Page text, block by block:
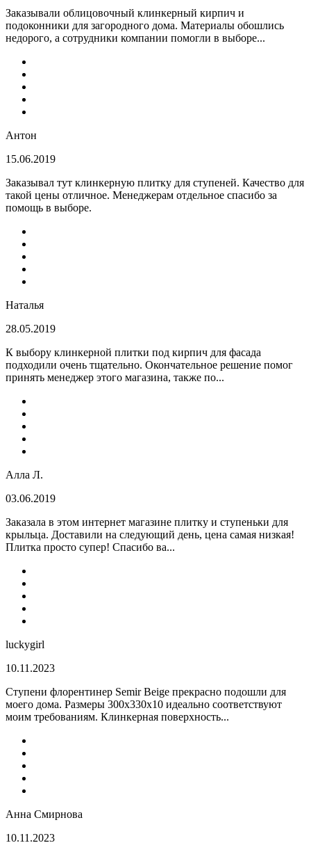
Заказывали облицовочный клинкерный кирпич и
подоконники для загородного дома. Материалы обошлись
недорого, а сотрудники компании помогли в выборе...
Антон
15.06.2019
Заказывал тут клинкерную плитку для ступеней. Качество для
такой цены отличное. Менеджерам отдельное спасибо за
помощь в выборе.
Наталья
28.05.2019
К выбору клинкерной плитки под кирпич для фасада
подходили очень тщательно. Окончательное решение помог
принять менеджер этого магазина, также по...
Алла Л.
03.06.2019
Заказала в этом интернет магазине плитку и ступеньки для
крыльца. Доставили на следующий день, цена самая низкая!
Плитка просто супер! Спасибо ва...
luckygirl
10.11.2023
Ступени флорентинер Semir Beige прекрасно подошли для
моего дома. Размеры 300х330х10 идеально соответствуют
моим требованиям. Клинкерная поверхность...
Анна Смирнова
10.11.2023